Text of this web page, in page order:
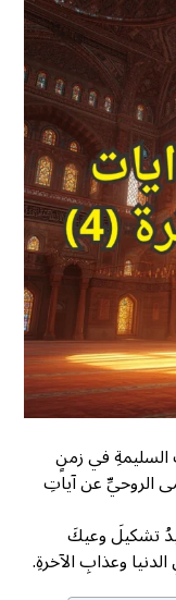
في زمنٍ
الروحيِّ عن آياتِ
تشكيلَ وعيكَ
وعذابِ الآخرةِ.